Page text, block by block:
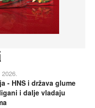
- HNS i država glume
i dalje vladaju